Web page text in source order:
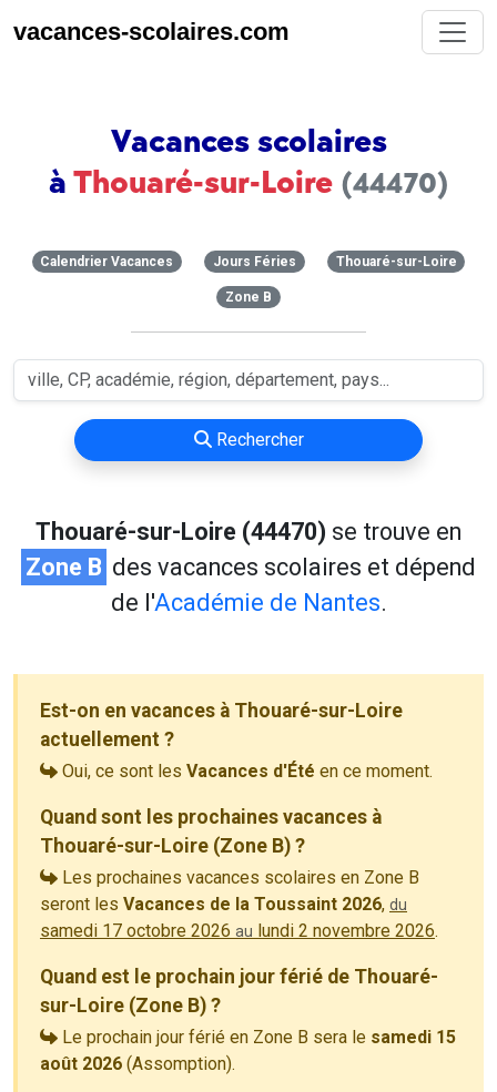
vacances-scolaires.com
Vacances scolaires
àThouaré-sur-Loire (44470)
Calendrier Vacances Jours Féries Thouaré-sur-Loire
Zone B
Rechercher
Thouaré-sur-Loire (44470) se trouve en
Zone B des vacances scolaires et dépend
de l'Académie de Nantes.
Est-on en vacances à Thouaré-sur-Loire
actuellement ?
Oui, ce sont les Vacances d'Été en ce moment.
Quand sont les prochaines vacances à
Thouaré-sur-Loire (Zone B) ?
Les prochaines vacances scolaires en Zone B
seront les Vacances de la Toussaint 2026, du
samedi 17 octobre 2026 au lundi 2 novembre 2026.
Quand est le prochain jour férié de Thouaré-
sur-Loire (Zone B) ?
Le prochain jour férié en Zone B sera le samedi 15
août 2026 (Assomption).